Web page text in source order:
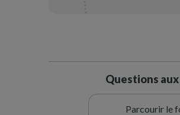
Questions
Parcourir le